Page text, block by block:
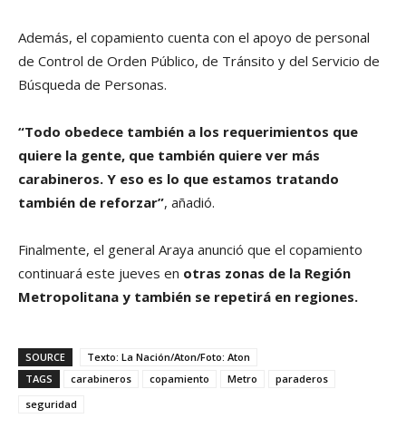
Además, el copamiento cuenta con el apoyo de personal
de Control de Orden Público, de Tránsito y del Servicio de
Búsqueda de Personas.
“Todo obedece también a los requerimientos que
quiere la gente, que también quiere ver más
carabineros. Y eso es lo que estamos tratando
también de reforzar”, añadió.
Finalmente, el general Araya anunció que el copamiento
continuará este jueves en otras zonas de la Región
Metropolitana y también se repetirá en regiones.
SOURCE
Texto: La Nación/Aton/Foto: Aton
TAGS
carabineros copamiento Metro
paraderos
seguridad